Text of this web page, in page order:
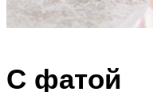
С фатой